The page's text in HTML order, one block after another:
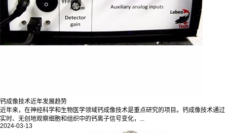
钙成像技术近年发展趋势
近年来，在神经科学和生物医学领域钙成像技术是重点研究的项目。钙成像技术通过
实时、无创地观察细胞和组织中的钙离子信号变化，...
2024-03-13